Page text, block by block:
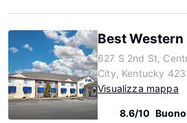
Best
627 S 2nd St,
City, Kentucky
Visualizza mappa
8.6/10 Buono